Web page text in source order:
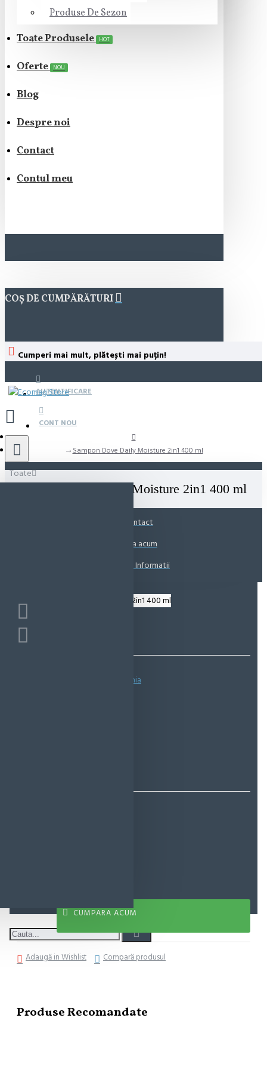
Produse De Sezon
Toate Produsele HOT
Oferte NOU
Blog
Despre noi
Contact
Contul meu
COȘ DE CUMPĂRĂTURI
Cumperi mai mult, plătești mai puțin!
AUTENTIFICARE
CONT NOU
Toate
Sampon Dove Daily Moisture 2in1 400 ml
Sampon Dove Daily Moisture 2in1 400 ml
Contact
Suna acum
Solicita Informatii
Spune-ţi opinia
CUMPARA ACUM
Adaugă in Wishlist Compară produsul
Produse Recomandate